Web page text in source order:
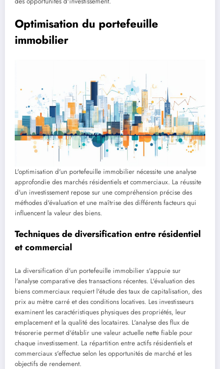
Optimisation du portefeuille
immobilier
L'optimisation d'un portefeuille immobilier nécessite une analyse
approfondie des marchés résidentiels et commerciaux. La réussite
d'un investissement repose sur une compréhension précise des
méthodes d'évaluation et une maîtrise des différents facteurs qui
influencent la valeur des biens.
Techniques de diversification entre résidentiel
et commercial
La diversification d'un portefeuille immobilier s'appuie sur
l'analyse comparative des transactions récentes. L'évaluation des
biens commerciaux requiert l'étude des taux de capitalisation, des
prix au mètre carré et des conditions locatives. Les investisseurs
examinent les caractéristiques physiques des propriétés, leur
emplacement et la qualité des locataires. L'analyse des flux de
trésorerie permet d'établir une valeur actuelle nette fiable pour
chaque investissement. La répartition entre actifs résidentiels et
commerciaux s'effectue selon les opportunités de marché et les
objectifs de rendement.